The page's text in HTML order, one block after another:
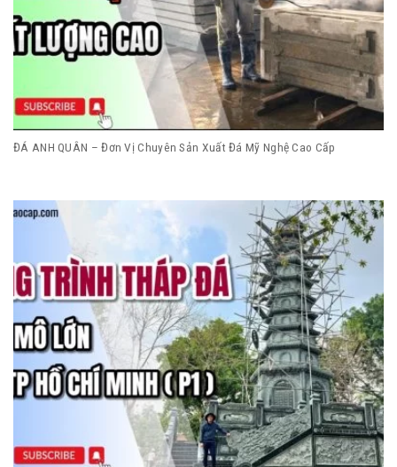
ĐÁ ANH QUÂN – Đơn Vị Chuyên Sản Xuất Đá Mỹ Nghệ Cao Cấp